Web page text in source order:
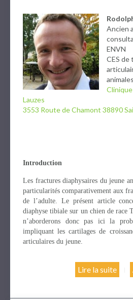
Ancien
ENVN
CES de
animales
Lauzes
3553 Route de Chamont 38890
Introduction
Les fractures diaphysaires du jeune
particularités comparativement aux
de l’adulte. Le présent article
diaphyse tibiale sur un chien de race
n’aborderons donc pas ici la
impliquant les cartilages de
articulaires du jeune.
Lire la suite